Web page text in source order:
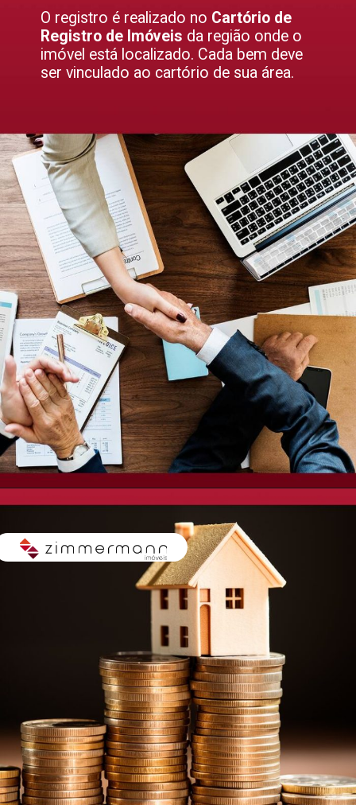
O registro é realizado no Cartório de
Registro de Imóveis da região onde o
imóvel está localizado. Cada bem deve
ser vinculado ao cartório de sua área.